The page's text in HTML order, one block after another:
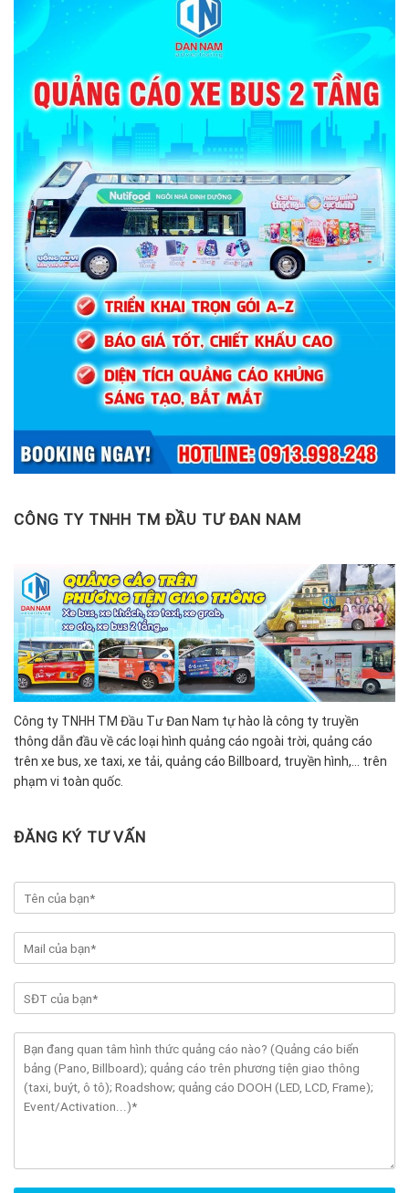
CÔNG TY TNHH TM ĐẦU TƯ ĐAN NAM
Công ty TNHH TM Đầu Tư Đan Nam tự hào là công ty truyền
thông dẫn đầu về các loại hình quảng cáo ngoài trời, quảng cáo
trên xe bus, xe taxi, xe tải, quảng cáo Billboard, truyền hình,… trên
phạm vi toàn quốc.
ĐĂNG KÝ TƯ VẤN